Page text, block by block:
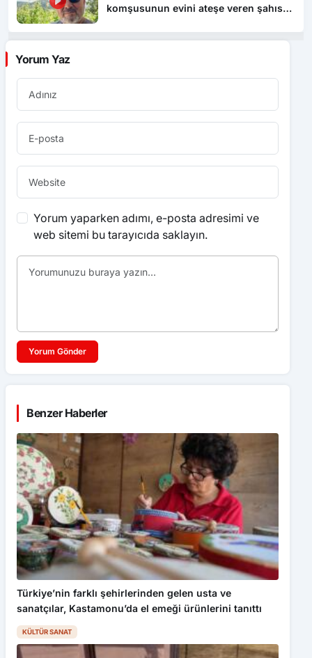
komşusunun evini ateşe veren şahıs
Yorum Yaz
Yorum yaparken adımı, e-posta adresimi ve
web sitemi bu tarayıcıda saklayın.
Yorum Gönder
Benzer Haberler
Türkiye’nin farklı şehirlerinden gelen usta ve
sanatçılar, Kastamonu’da el emeği ürünlerini tanıttı
KÜLTÜR SANAT